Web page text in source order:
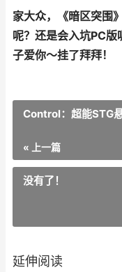
家大众，《暗区突围
呢？还是会入坑PC
子爱你～挂了拜拜！
Control：超能STG
« 上一篇
没有了！
延伸阅读